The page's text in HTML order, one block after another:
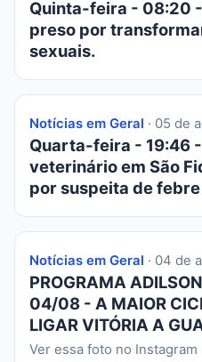
Quinta-feira - 08:20
preso por
sexuais.
Notícias em Geral · 05 de
Quarta-feira - 19:46
veterinário em São
por suspeita de
Notícias em Geral · 04 de
PROGRAMA
04/08 - A MAIOR
LIGAR VITÓRIA A
Ver essa foto no